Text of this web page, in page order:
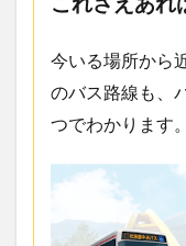
今いる場所から
のバス路線も、
つでわかります。